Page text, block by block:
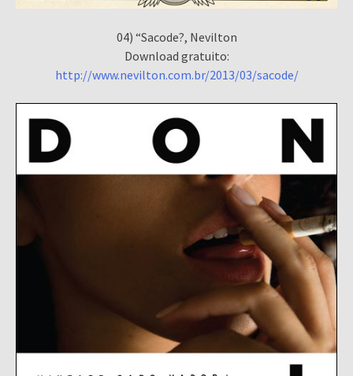
04) “Sacode?, Nevilton
Download gratuito:
http://www.nevilton.com.br/2013/03/sacode/